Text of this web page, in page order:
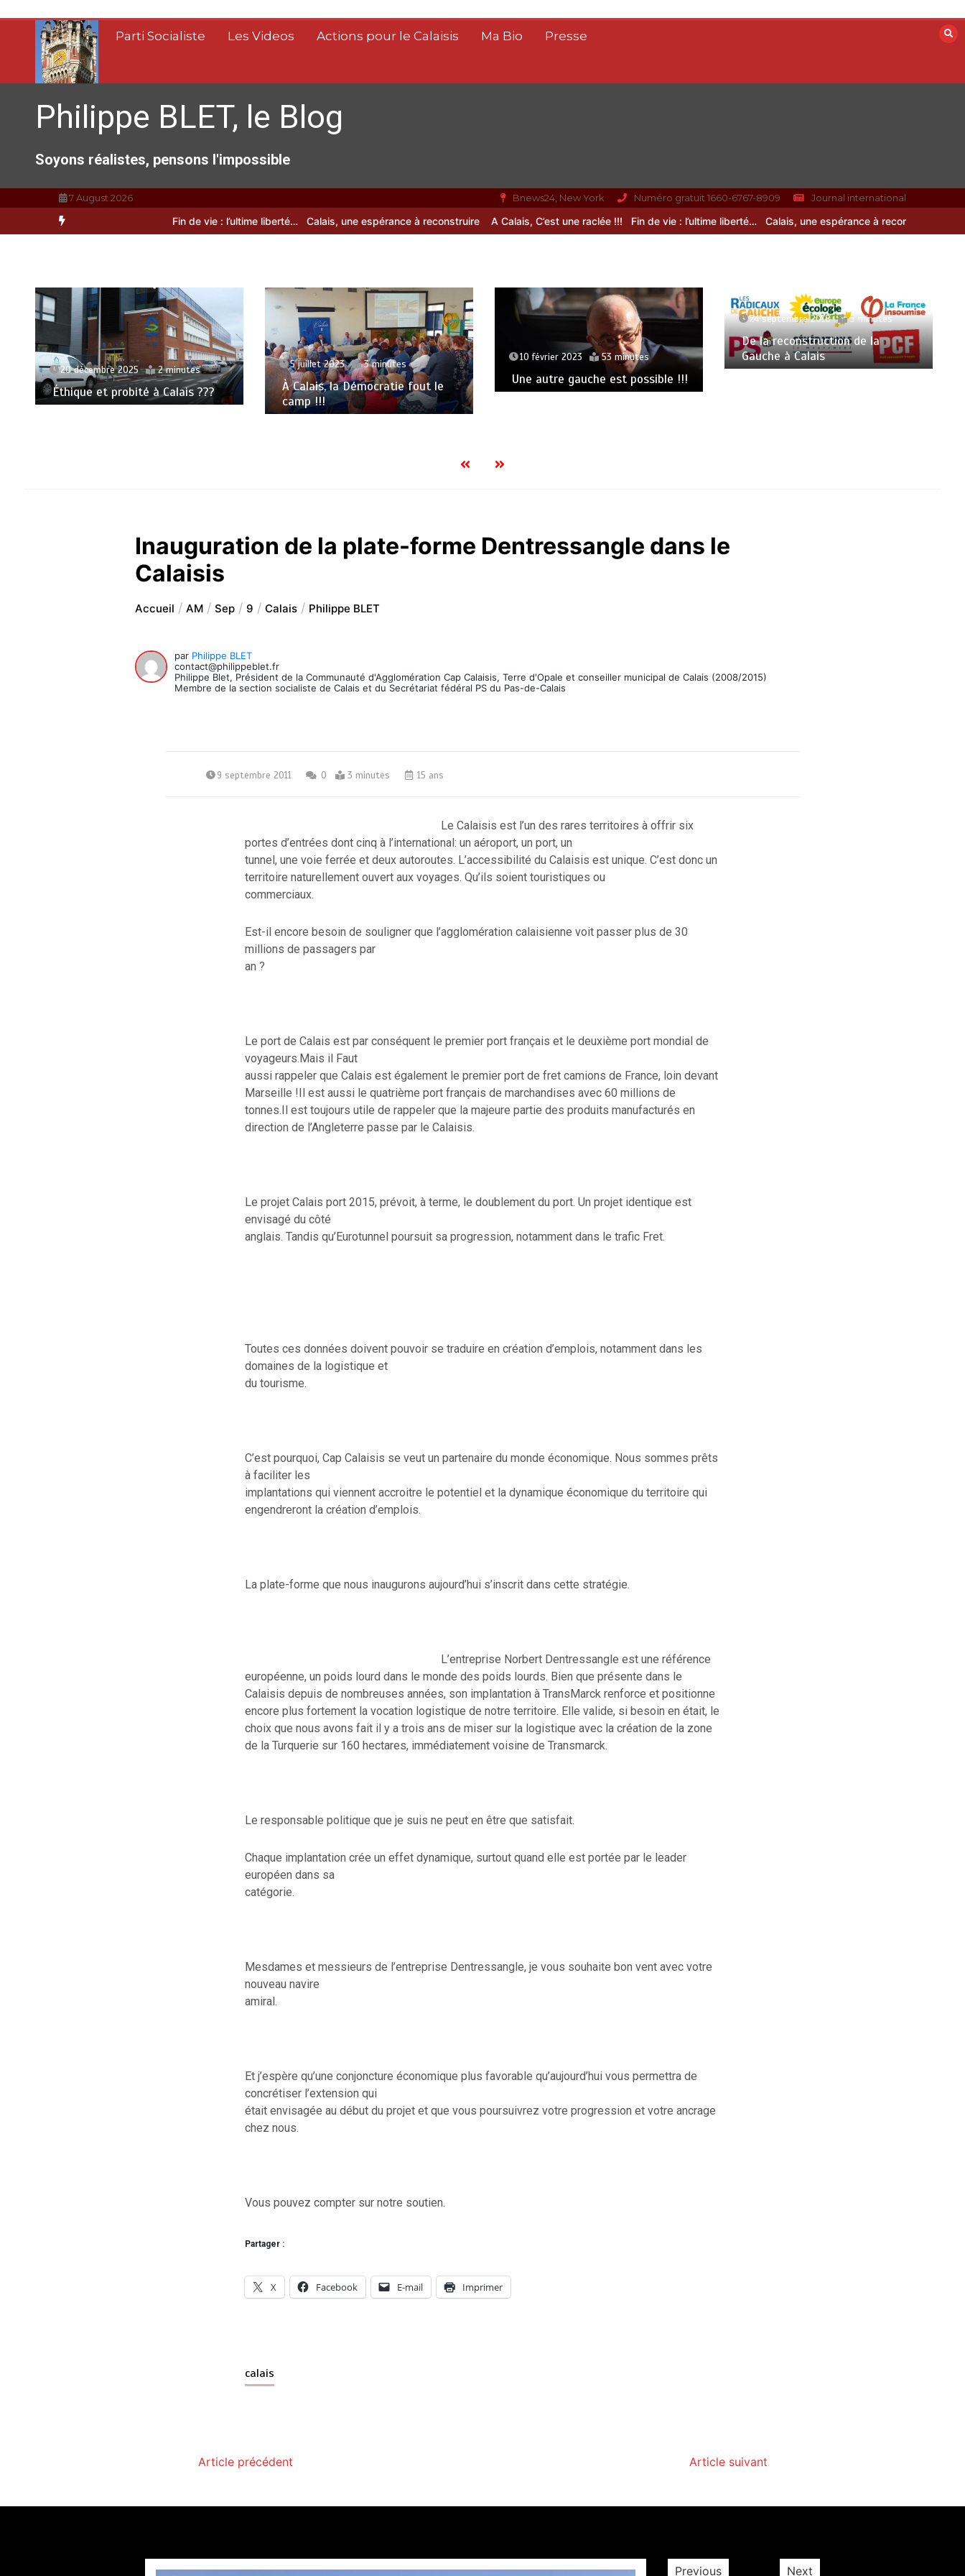
contenu
Parti Socialiste Les Videos Actions pour le Calaisis Ma Bio Presse
Philippe BLET, le Blog
Soyons réalistes, pensons l'impossible
7 August 2026 Bnews24, New York Numéro gratuit 1660-6767-8909 Journal international
Calais, C’est une raclée !!! Fin de vie : l’ultime liberté… Calais, une espérance à reconstruire A Calais, C’est une raclée !!! Fin de vie : l’ultime liberté… Calais, une espérance à reconstruire
20 décembre 2025 2 minutes
Éthique et probité à Calais ???
5 juillet 2023 3 minutes
À Calais, la Démocratie fout le
camp !!!
10 février 2023 53 minutes
Une autre gauche est possible !!!
24 septembre 2018 5 minutes
De la reconstruction de la
Gauche à Calais
Inauguration de la plate-forme Dentressangle dans le
Calaisis
Accueil AM Sep 9 Calais Philippe BLET
par Philippe BLET
contact@philippeblet.fr
Philippe Blet, Président de la Communauté d'Agglomération Cap Calaisis, Terre d'Opale et conseiller municipal de Calais (2008/2015)
Membre de la section socialiste de Calais et du Secrétariat fédéral PS du Pas-de-Calais
9 septembre 2011 0 3 minutes 15 ans
Le Calaisis est l’un des rares territoires à offrir six
portes d’entrées dont cinq à l’international: un aéroport, un port, un
tunnel, une voie ferrée et deux autoroutes. L’accessibilité du Calaisis est unique. C’est donc un
territoire naturellement ouvert aux voyages. Qu’ils soient touristiques ou
commerciaux.
Est-il encore besoin de souligner que l’agglomération calaisienne voit passer plus de 30
millions de passagers par
an ?
Le port de Calais est par conséquent le premier port français et le deuxième port mondial de
voyageurs.Mais il Faut
aussi rappeler que Calais est également le premier port de fret camions de France, loin devant
Marseille !Il est aussi le quatrième port français de marchandises avec 60 millions de
tonnes.Il est toujours utile de rappeler que la majeure partie des produits manufacturés en
direction de l’Angleterre passe par le Calaisis.
Le projet Calais port 2015, prévoit, à terme, le doublement du port. Un projet identique est
envisagé du côté
anglais. Tandis qu’Eurotunnel poursuit sa progression, notamment dans le trafic Fret.
Toutes ces données doivent pouvoir se traduire en création d’emplois, notamment dans les
domaines de la logistique et
du tourisme.
C’est pourquoi, Cap Calaisis se veut un partenaire du monde économique. Nous sommes prêts
à faciliter les
implantations qui viennent accroitre le potentiel et la dynamique économique du territoire qui
engendreront la création d’emplois.
La plate-forme que nous inaugurons aujourd’hui s’inscrit dans cette stratégie.
L’entreprise Norbert Dentressangle est une référence
européenne, un poids lourd dans le monde des poids lourds. Bien que présente dans le
Calaisis depuis de nombreuses années, son implantation à TransMarck renforce et positionne
encore plus fortement la vocation logistique de notre territoire. Elle valide, si besoin en était, le
choix que nous avons fait il y a trois ans de miser sur la logistique avec la création de la zone
de la Turquerie sur 160 hectares, immédiatement voisine de Transmarck.
Le responsable politique que je suis ne peut en être que satisfait.
Chaque implantation crée un effet dynamique, surtout quand elle est portée par le leader
européen dans sa
catégorie.
Mesdames et messieurs de l’entreprise Dentressangle, je vous souhaite bon vent avec votre
nouveau navire
amiral.
Et j’espère qu’une conjoncture économique plus favorable qu’aujourd’hui vous permettra de
concrétiser l’extension qui
était envisagée au début du projet et que vous poursuivrez votre progression et votre ancrage
chez nous.
Vous pouvez compter sur notre soutien.
Partager :
X Facebook E-mail Imprimer
calais
Article précédent Article suivant
Previous Next